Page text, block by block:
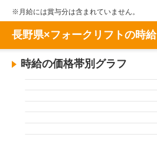
※月給には賞与分は含まれていません。
長野県×フォークリフトの時給
時給の価格帯別グラフ